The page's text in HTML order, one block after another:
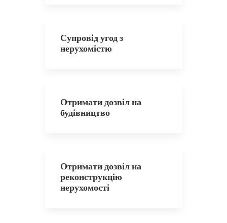
Супровід угод з
нерухомістю
Отримати дозвіл на
будівництво
Отримати дозвіл на
реконструкцію
нерухомості